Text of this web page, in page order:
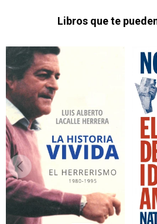
Libros que te